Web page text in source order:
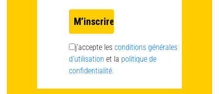
j’accepte les conditions générales
d’utilisation et la politique de
confidentialité.